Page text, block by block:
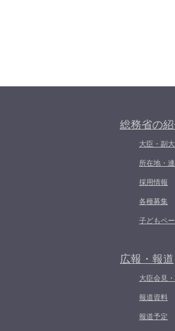
総務省の
大臣・副
所在地・
採用情報
各種募集
子どもペ
広報・報道
大臣会見
報道資料
報道予定